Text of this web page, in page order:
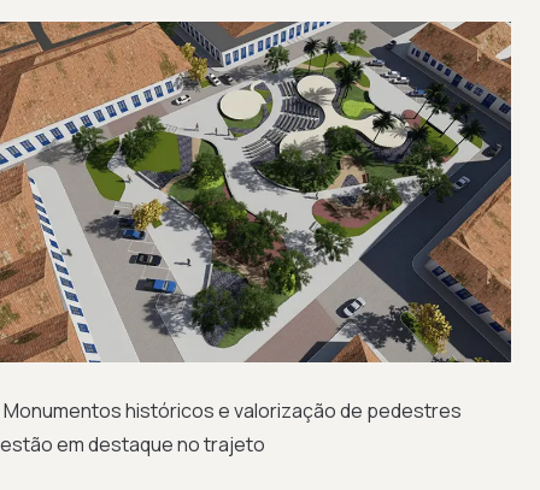
Monumentos históricos e valorização de pedestres
estão em destaque no trajeto